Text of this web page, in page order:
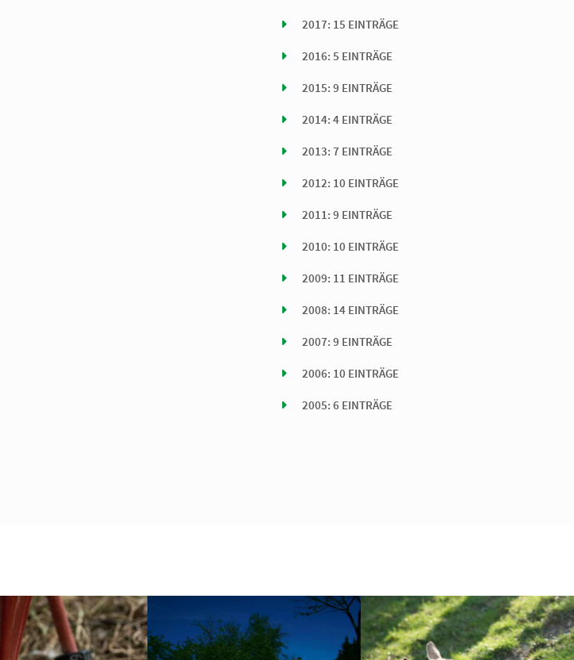
2017: 15 EINTRÄGE
2016: 5 EINTRÄGE
2015: 9 EINTRÄGE
2014: 4 EINTRÄGE
2013: 7 EINTRÄGE
2012: 10 EINTRÄGE
2011: 9 EINTRÄGE
2010: 10 EINTRÄGE
2009: 11 EINTRÄGE
2008: 14 EINTRÄGE
2007: 9 EINTRÄGE
2006: 10 EINTRÄGE
2005: 6 EINTRÄGE